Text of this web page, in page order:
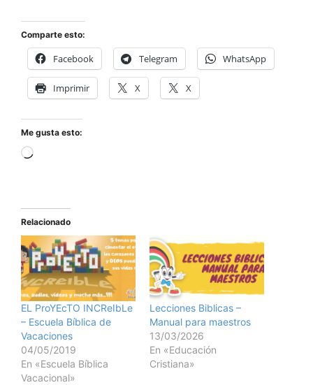
Comparte esto:
Facebook Telegram WhatsApp
Imprimir X X
Me gusta esto:
Relacionado
EL ProYEcTO INCReIbLe
– Escuela Bíblica de
Vacaciones
04/05/2019
En «Escuela Bíblica
Vacacional»
Lecciones Biblicas –
Manual para maestros
13/03/2026
En «Educación
Cristiana»